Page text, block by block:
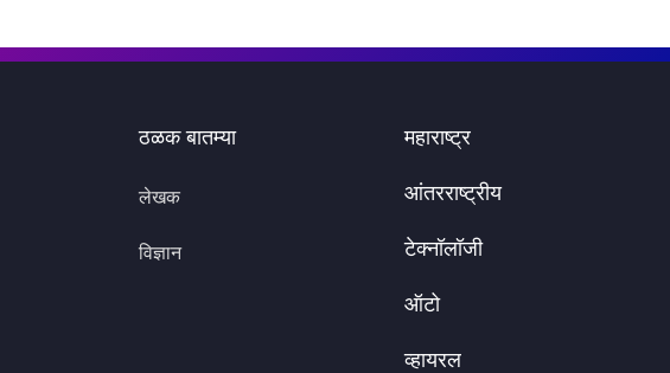
ठळक बातम्या
लेखक
विज्ञान
महाराष्ट्र
आंतरराष्ट्रीय
टेक्नॉलॉजी
ऑटो
व्हायरल